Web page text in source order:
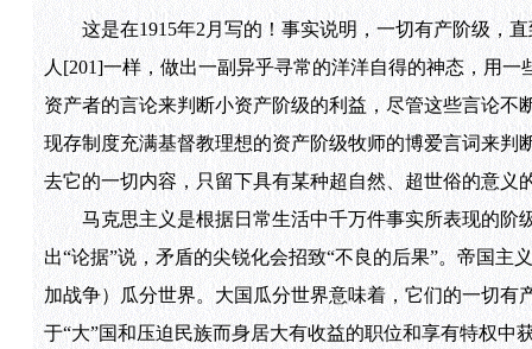
这是在1915年2月写的！事实说明，一切有产阶级，直
人[201]一样，做出一副异乎寻常的洋洋自得的神态，用
资产者的言论来判断小资产阶级的利益，尽管这些言论
现存制度充满基督教理想的资产阶级牧师的博爱言词来判
去它的一切内容，只留下具有某种超自然、超世俗的意义
马克思主义是根据日常生活中千万件事实所表现的阶级
出“论据”说，矛盾的尖锐化会招致“不良的后果”。帝国
加战争）瓜分世界。大国瓜分世界意味着，它们的一切
于“大”国和压迫民族而身居大有收益的职位和享有特权中